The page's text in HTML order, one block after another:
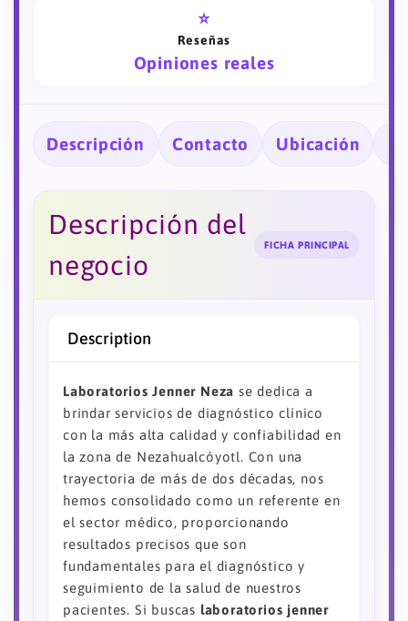
⭐
Reseñas
Opiniones reales
Descripción Contacto Ubicación
Descripción del
negocio
FICHA PRINCIPAL
Description
Laboratorios Jenner Neza se dedica a
brindar servicios de diagnóstico clínico
con la más alta calidad y confiabilidad en
la zona de Nezahualcóyotl. Con una
trayectoria de más de dos décadas, nos
hemos consolidado como un referente en
el sector médico, proporcionando
resultados precisos que son
fundamentales para el diagnóstico y
seguimiento de la salud de nuestros
pacientes. Si buscas laboratorios jenner